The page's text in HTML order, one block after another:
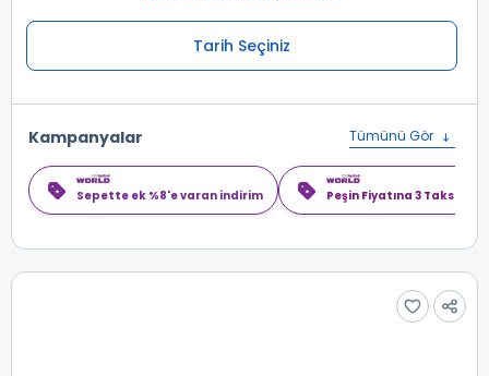
Tarih Seçiniz
Kampanyalar Tümünü Gör
Sepette ek %8'e varan indirim Peşin Fiyatına 3 Taksit